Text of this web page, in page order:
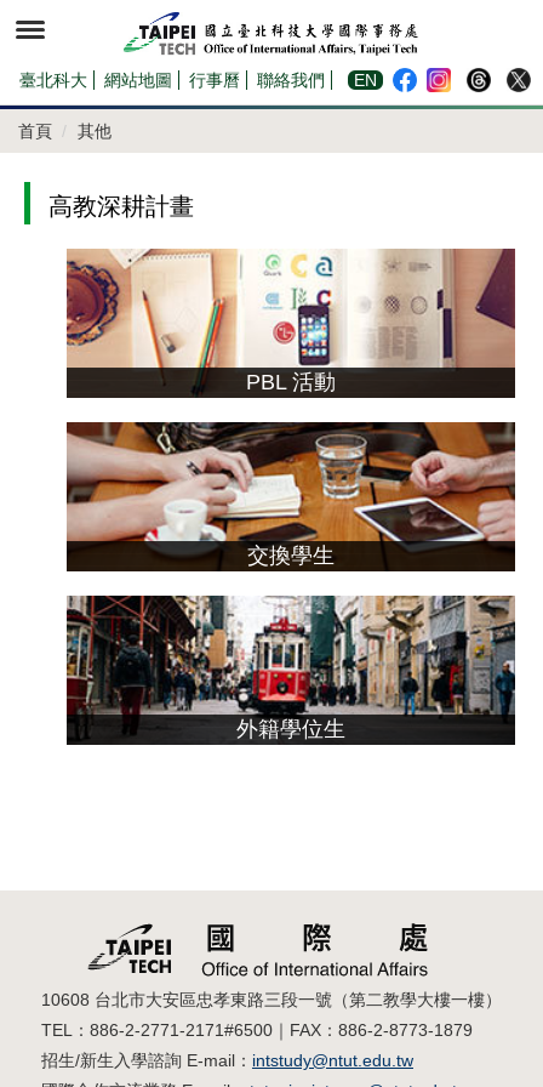
到
主
內
容
臺北科大 網站地圖 行事曆 聯絡我們 EN
首頁 其他
高教深耕計畫
PBL 活動
交換學生
外籍學位生
10608 台北市大安區忠孝東路三段一號（第二教學大樓一樓）
TEL：886-2-2771-2171#6500｜FAX：886-2-8773-1879
招生/新生入學諮詢 E-mail： intstudy@ntut.edu.tw